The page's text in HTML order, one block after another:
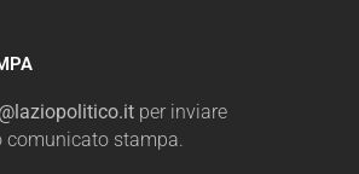
per inviare
comunicato stampa.